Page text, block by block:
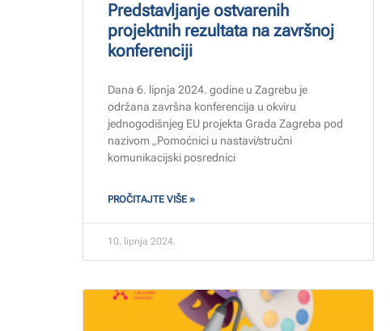
Predstavljanje ostvarenih
projektnih rezultata na završnoj
konferenciji
Dana 6. lipnja 2024. godine u Zagrebu je
održana završna konferencija u okviru
jednogodišnjeg EU projekta Grada Zagreba pod
nazivom „Pomoćnici u nastavi/stručni
komunikacijski posrednici
PROČITAJTE VIŠE »
10. lipnja 2024.